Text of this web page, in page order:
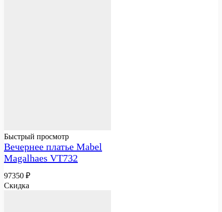
Быстрый просмотр
Вечернее платье Mabel
Magalhaes VT732
97350 ₽
Скидка